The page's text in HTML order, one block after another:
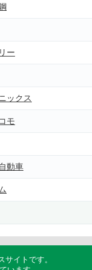
ー
ックス
モ
動車
イトです。